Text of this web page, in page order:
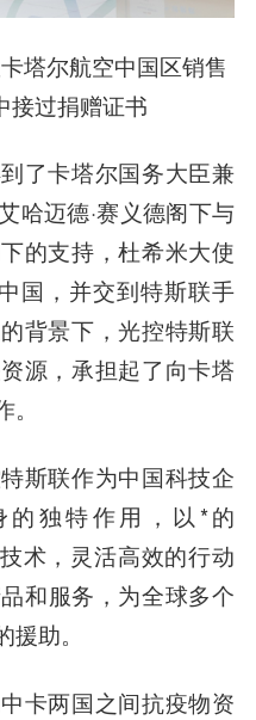
塔尔航空中国区销售
接过捐赠证书
了卡塔尔国务大臣兼
哈迈德·赛义德阁下与
的支持，杜希米大使
国，并交到特斯联手
背景下，光控特斯联
源，承担起了向卡塔
斯联作为中国科技企
的独特作用，以*的
术，灵活高效的行动
和服务，为全球多个
助。
卡两国之间抗疫物资